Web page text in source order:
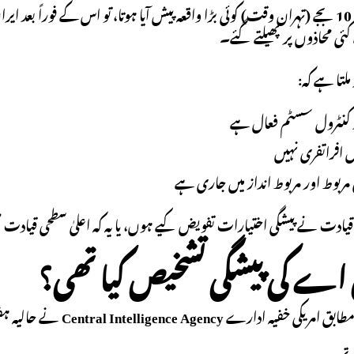
اگر صبح تقریباً 10 بجے (تہران وقت) کوئی بڑا واقعہ پیش آیا ہوتا، تو اس کے
محاذوں پر پھیلتے گئے۔
ہے کہ:
کنٹرول سسٹم فعال ہے
افراتفری نہیں
مربوط اور مربوط انداز میں جاری ہے
نے پیشگی اختیارات تفویض کیے ہوں، یا یہ کہ اعلیٰ سطحی
کی پیشگی تشخیص کیا تھی؟
امریکی خفیہ ادارےCentral Intelligence Agencyنے حالیہ